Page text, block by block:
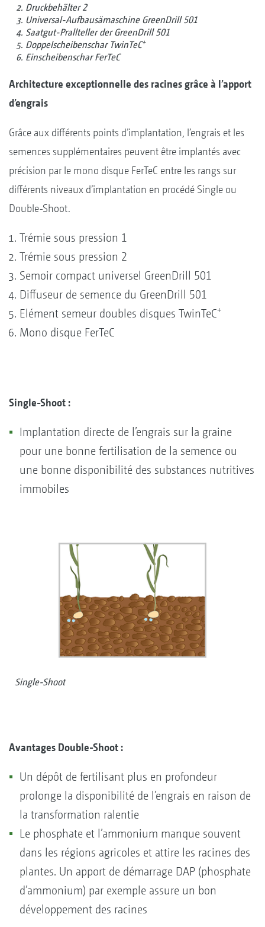
Druckbehälter 2
Universal-Aufbausämaschine GreenDrill 501
Saatgut-Prallteller der GreenDrill 501
Doppelscheibenschar TwinTeC+
Einscheibenschar FerTeC
Architecture exceptionnelle des racines grâce à l’apport
d’engrais
Grâce aux différents points d’implantation, l’engrais et les
semences supplémentaires peuvent être implantés avec
précision par le mono disque FerTeC entre les rangs sur
différents niveaux d’implantation en procédé Single ou
Double-Shoot.
Trémie sous pression 1
Trémie sous pression 2
Semoir compact universel GreenDrill 501
Diffuseur de semence du GreenDrill 501
Elément semeur doubles disques TwinTeC+
Mono disque FerTeC
Single-Shoot :
Implantation directe de l’engrais sur la graine
pour une bonne fertilisation de la semence ou
une bonne disponibilité des substances nutritives
immobiles
Single-Shoot
Avantages Double-Shoot :
Un dépôt de fertilisant plus en profondeur
prolonge la disponibilité de l’engrais en raison de
la transformation ralentie
Le phosphate et l’ammonium manque souvent
dans les régions agricoles et attire les racines des
plantes. Un apport de démarrage DAP (phosphate
d’ammonium) par exemple assure un bon
développement des racines